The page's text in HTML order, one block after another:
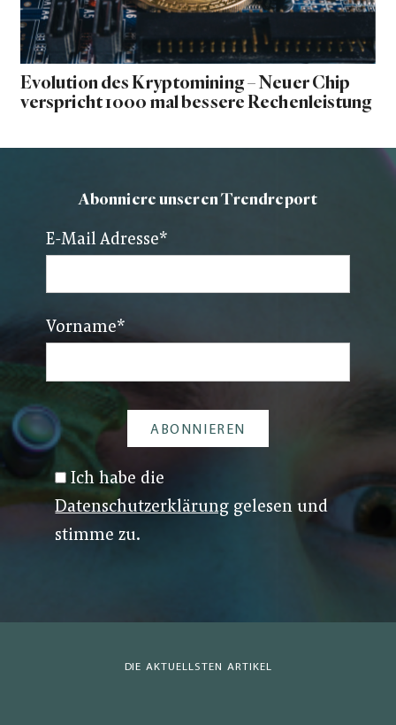
Evolution des Kryptomining – Neuer Chip
verspricht 1000 mal bessere Rechenleistung
Abonniere unseren Trendreport
E-Mail Adresse*
Vorname*
Ich habe die
Datenschutzerklärung gelesen und
stimme zu.
DIE AKTUELLSTEN ARTIKEL